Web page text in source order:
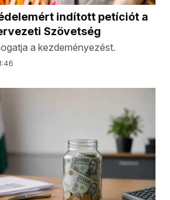
indított petíciót a
Szövetség
a kezdeményezést.